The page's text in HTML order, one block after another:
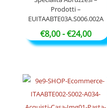
Prodotti –
EUITAABTE03A.S006.002A
€8,00-€24,00
di
a